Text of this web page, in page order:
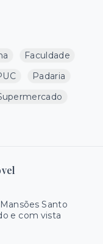
Faculdade
Padaria
Santo
e com vista